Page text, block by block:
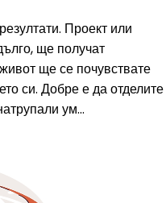
Проект или
ще получат
ще се почувствате
си. Добре е да отделите
ум...